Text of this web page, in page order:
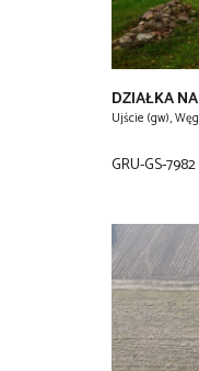
DZIAŁKA
Ujście (gw),
GRU-GS-7982